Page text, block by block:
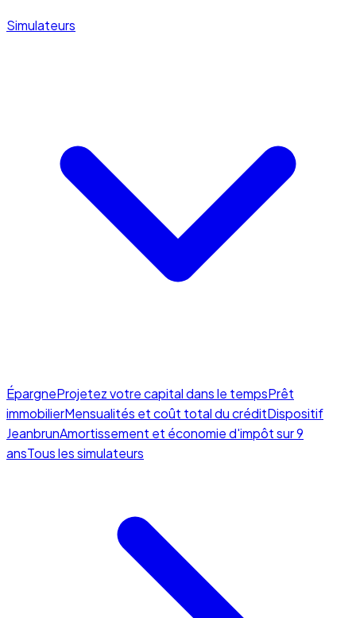
Simulateurs
ÉpargneProjetez votre capital dans le tempsPrêt
immobilierMensualités et coût total du créditDispositif
JeanbrunAmortissement et économie d'impôt sur 9
ansTous les simulateurs